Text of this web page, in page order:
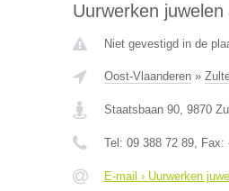
Uurwerken
Niet gevestigd in de
Oost-Vlaanderen»
Staatsbaan 90, 9870
Tel: 09 388 72 89, Fax:
E-mail › Uurwerken